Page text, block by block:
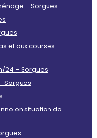
– Sorgues
et aux courses –
24 – Sorgues
Sorgues
en situation de